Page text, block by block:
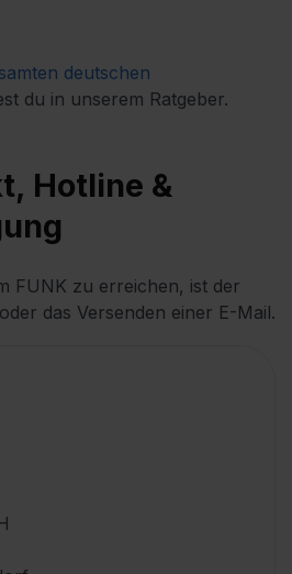
deutschen
du in unserem Ratgeber.
Hotline &
FUNK zu erreichen, ist der
das Versenden einer E-Mail.